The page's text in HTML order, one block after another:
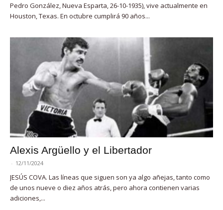
Pedro González, Nueva Esparta, 26-10-1935), vive actualmente en
Houston, Texas. En octubre cumplirá 90 años...
Alexis Argüello y el Libertador
- 12/11/2024
JESÚS COVA. Las líneas que siguen son ya algo añejas, tanto como
de unos nueve o diez años atrás, pero ahora contienen varias
adiciones,...